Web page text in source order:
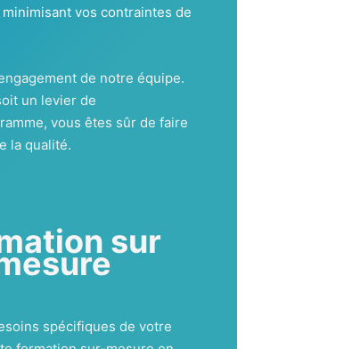
vos contraintes de
de notre équipe.
un levier de
vous êtes sûr de faire
la qualité.
sur
spécifiques de votre